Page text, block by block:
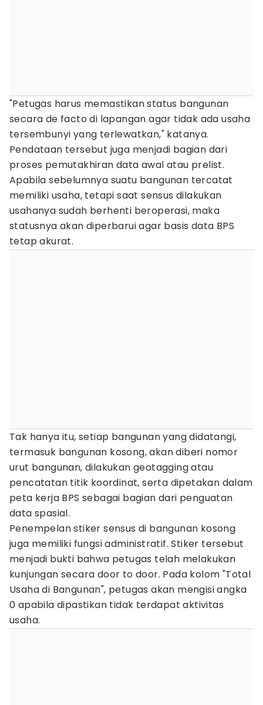
"Petugas harus memastikan status bangunan
secara de facto di lapangan agar tidak ada usaha
tersembunyi yang terlewatkan," katanya.
Pendataan tersebut juga menjadi bagian dari
proses pemutakhiran data awal atau prelist.
Apabila sebelumnya suatu bangunan tercatat
memiliki usaha, tetapi saat sensus dilakukan
usahanya sudah berhenti beroperasi, maka
statusnya akan diperbarui agar basis data BPS
tetap akurat.
Tak hanya itu, setiap bangunan yang didatangi,
termasuk bangunan kosong, akan diberi nomor
urut bangunan, dilakukan geotagging atau
pencatatan titik koordinat, serta dipetakan dalam
peta kerja BPS sebagai bagian dari penguatan
data spasial.
Penempelan stiker sensus di bangunan kosong
juga memiliki fungsi administratif. Stiker tersebut
menjadi bukti bahwa petugas telah melakukan
kunjungan secara door to door. Pada kolom "Total
Usaha di Bangunan", petugas akan mengisi angka
0 apabila dipastikan tidak terdapat aktivitas
usaha.